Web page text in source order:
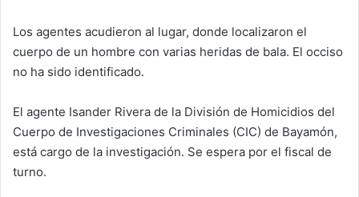
Los agentes acudieron al lugar, donde localizaron el
cuerpo de un hombre con varias heridas de bala. El occiso
no ha sido identificado.
El agente Isander Rivera de la División de Homicidios del
Cuerpo de Investigaciones Criminales (CIC) de Bayamón,
está cargo de la investigación. Se espera por el fiscal de
turno.